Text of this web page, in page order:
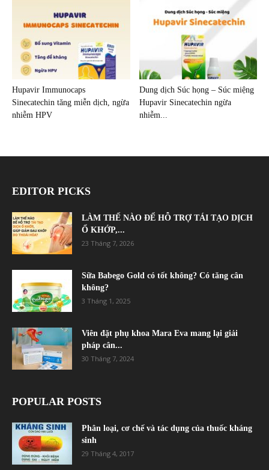
Hupavir Immunocaps
Sinecatechin tăng miễn dịch, ngừa
nhiễm HPV
Dung dịch Súc họng – Súc miệng
Hupavir Sinecatechin ngừa
nhiễm...
EDITOR PICKS
LÀM THẾ NÀO ĐỂ HỖ TRỢ TÁI TẠO DỊCH
Ổ KHỚP,...
23 Tháng 7, 2026
Sữa Babego Gold có tốt không? Có tăng cân
không?
3 Tháng 1, 2025
Viên đặt phụ khoa Mara Eva mang lại giải
pháp cân...
30 Tháng 7, 2024
POPULAR POSTS
Phân loại, cơ chế và tác dụng của thuốc kháng
sinh
29 Tháng 4, 2017